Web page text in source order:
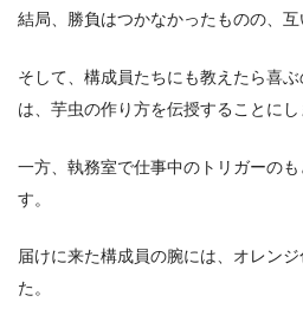
結局、勝負はつかなかったものの、互
そして、構成員たちにも教えたら喜
は、芋虫の作り方を伝授することにし
一方、執務室で仕事中のトリガーの
す。
届けに来た構成員の腕には、オレン
た。